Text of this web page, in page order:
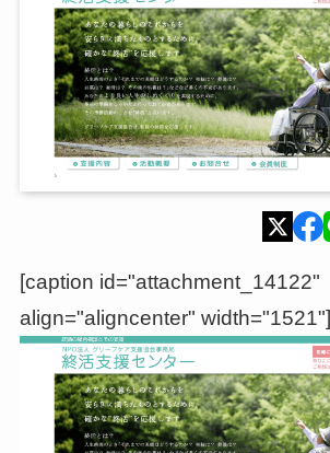
[caption id="attachment_14122"
align="aligncenter" width="1521"]